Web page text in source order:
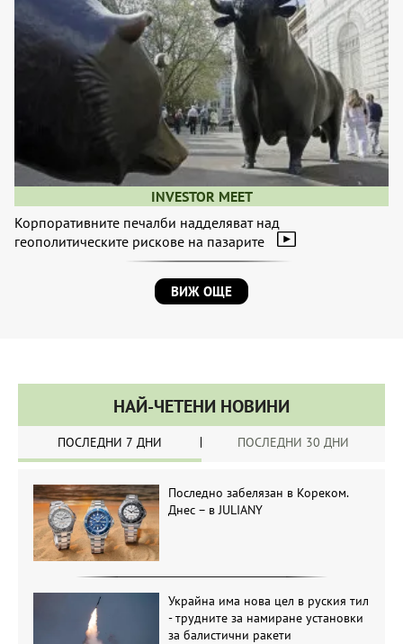
INVESTOR MEET
Корпоративните печалби надделяват над
геополитическите рискове на пазарите
ВИЖ ОЩЕ
НАЙ-ЧЕТЕНИ НОВИНИ
ПОСЛЕДНИ 7 ДНИ ПОСЛЕДНИ 30 ДНИ
Последно забелязан в Кореком.
Днес – в JULIANY
Украйна има нова цел в руския тил
- трудните за намиране установки
за балистични ракети